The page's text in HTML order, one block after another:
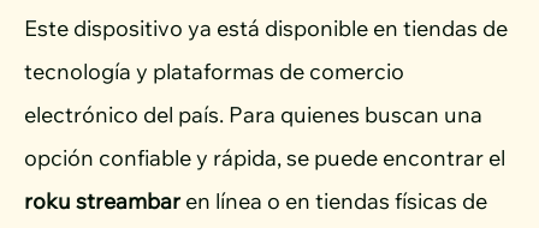
Este dispositivo ya está disponible en tiendas de
tecnología y plataformas de comercio
electrónico del país. Para quienes buscan una
opción confiable y rápida, se puede encontrar el
roku streambaren línea o en tiendas físicas de